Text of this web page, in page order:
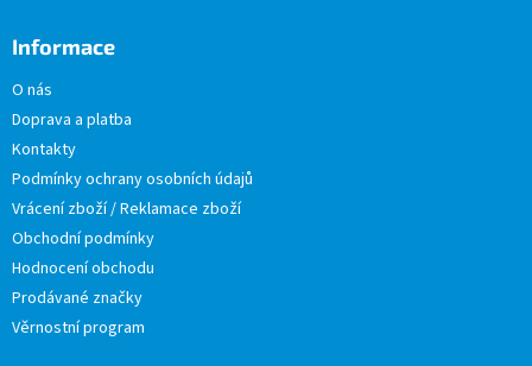
Informace
O nás
Doprava a platba
Kontakty
Podmínky ochrany osobních údajů
Vrácení zboží / Reklamace zboží
Obchodní podmínky
Hodnocení obchodu
Prodávané značky
Věrnostní program